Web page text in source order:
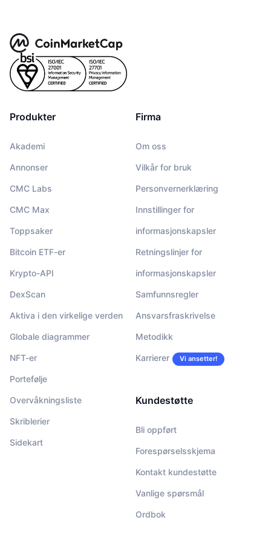
Produkter
Akademi
Annonser
CMC Labs
CMC Max
Toppsaker
Bitcoin ETF-er
Krypto-API
DexScan
Aktiva i den virkelige verden
Globale diagrammer
NFT-er
Portefølje
Overvåkningsliste
Skriblerier
Sidekart
Firma
Om oss
Vilkår for bruk
Personvernerklæring
Innstillinger for
informasjonskapsler
Retningslinjer for
informasjonskapsler
Samfunnsregler
Ansvarsfraskrivelse
Metodikk
Karrierer Vi ansetter!
Kundestøtte
Bli oppført
Forespørselsskjema
Kontakt kundestøtte
Vanlige spørsmål
Ordbok